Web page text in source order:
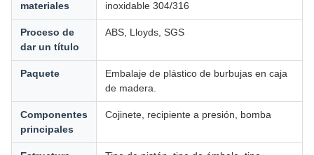
materiales inoxidable 304/316
Proceso de
dar un título
ABS, Lloyds, SGS
Paquete
Embalaje de plástico de burbujas en caja
de madera.
Componentes
principales
Cojinete, recipiente a presión, bomba